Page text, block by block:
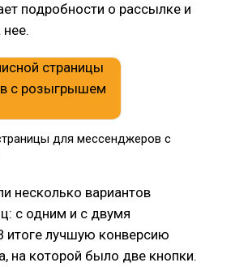
подробности о рассылке и
для мессенджеров с
несколько вариантов
с одним и с двумя
итоге лучшую конверсию
на которой было две кнопки.